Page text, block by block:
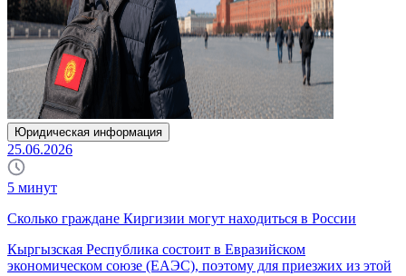
Юридическая информация
25.06.2026
5 минут
Сколько граждане Киргизии могут находиться в России
Кыргызская Республика состоит в Евразийском
экономическом союзе (ЕАЭС), поэтому для приезжих из этой